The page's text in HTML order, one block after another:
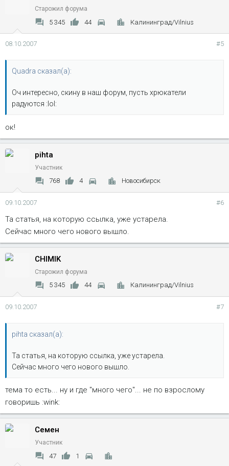
Старожил форума
5 345 44 Калининград/Vilnius
08.10.2007 #5
Quadra сказал(а):
Оч интересно, скину в наш форум, пусть хрюкатели
радуются :lol:
ок!
pihta
Участник
768 4 Новосибирск
09.10.2007 #6
Та статья, на которую ссылка, уже устарела.
Сейчас много чего нового вышло.
CHIMIK
Старожил форума
5 345 44 Калининград/Vilnius
09.10.2007 #7
pihta сказал(а):
Та статья, на которую ссылка, уже устарела.
Сейчас много чего нового вышло.
тема то есть... ну и где "много чего"... не по взрослому
говоришь :wink:
Семен
Участник
47 1